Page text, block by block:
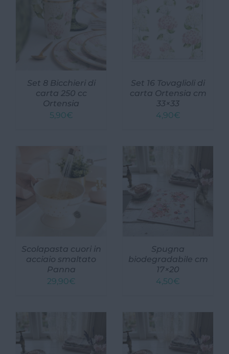
Set 8 Bicchieri di
carta 250 cc
Ortensia
5,90€
Set 16 Tovaglioli di
carta Ortensia cm
33×33
4,90€
Scolapasta cuori in
acciaio smaltato
Panna
29,90€
Spugna
biodegradabile cm
17×20
4,50€